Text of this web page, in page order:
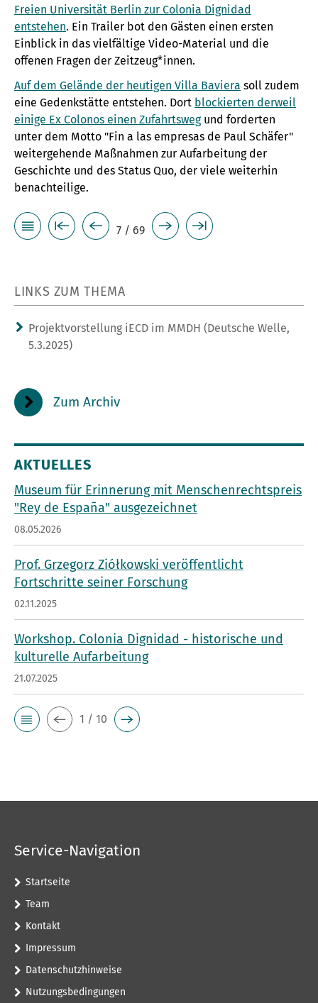
Freien Universität Berlin zur Colonia Dignidad
entstehen. Ein Trailer bot den Gästen einen ersten
Einblick in das vielfältige Video-Material und die
offenen Fragen der Zeitzeug*innen.
Auf dem Gelände der heutigen Villa Baviera soll zudem
eine Gedenkstätte entstehen. Dort blockierten derweil
einige Ex Colonos einen Zufahrtswegund forderten
unter dem Motto "Fin a las empresas de Paul Schäfer"
weitergehende Maßnahmen zur Aufarbeitung der
Geschichte und des Status Quo, der viele weiterhin
benachteilige.
7 / 69
LINKS ZUM THEMA
Projektvorstellung iECD im MMDH (Deutsche Welle,
5.3.2025)
Zum Archiv
AKTUELLES
Museum für Erinnerung mit Menschenrechtspreis
"Rey de España" ausgezeichnet
08.05.2026
Prof. Grzegorz Ziółkowski veröffentlicht
Fortschritte seiner Forschung
02.11.2025
Workshop. Colonia Dignidad - historische und
kulturelle Aufarbeitung
21.07.2025
1 / 10
Service-Navigation
Startseite
Team
Kontakt
Impressum
Datenschutzhinweise
Nutzungsbedingungen